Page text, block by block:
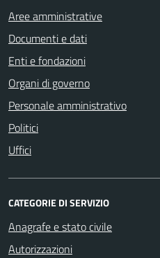
Aree amministrative
Documenti e dati
Enti e fondazioni
Organi di governo
Personale amministrativo
Politici
Uffici
CATEGORIE DI SERVIZIO
Anagrafe e stato civile
Autorizzazioni